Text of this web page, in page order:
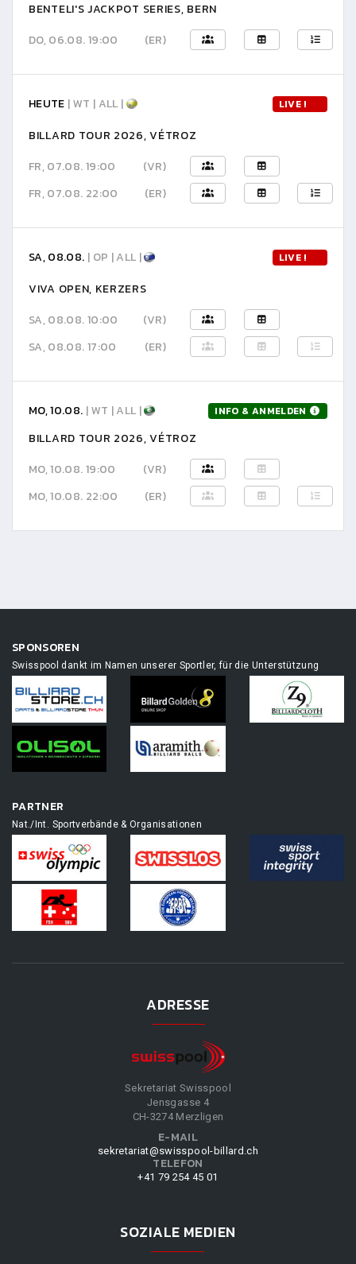
BENTELI'S JACKPOT SERIES, BERN
DO, 06.08. 19:00
(ER)
HEUTE | WT | ALL | LIVE !
BILLARD TOUR 2026, VÉTROZ
FR, 07.08. 19:00
(VR)
FR, 07.08. 22:00
(ER)
SA, 08.08. | OP | ALL | LIVE !
VIVA OPEN, KERZERS
SA, 08.08. 10:00
(VR)
SA, 08.08. 17:00
(ER)
MO, 10.08. | WT | ALL | INFO & ANMELDEN
BILLARD TOUR 2026, VÉTROZ
MO, 10.08. 19:00
(VR)
MO, 10.08. 22:00
(ER)
SPONSOREN
Swisspool dankt im Namen unserer Sportler, für die Unterstützung
PARTNER
Nat./Int. Sportverbände & Organisationen
ADRESSE
Sekretariat Swisspool
Jensgasse 4
CH-3274 Merzligen
E-MAIL
sekretariat@swisspool-billard.ch
TELEFON
+41 79 254 45 01
SOZIALE MEDIEN